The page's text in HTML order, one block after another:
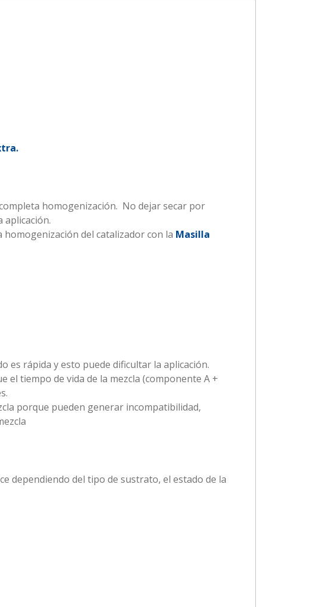
homogenización. No dejar secar por
aplicación.
del catalizador con la Masilla
es rápida y esto puede dificultar la aplicación.
el tiempo de vida de la mezcla (componente A +
porque pueden generar incompatibilidad,
dependiendo del tipo de sustrato, el estado de la